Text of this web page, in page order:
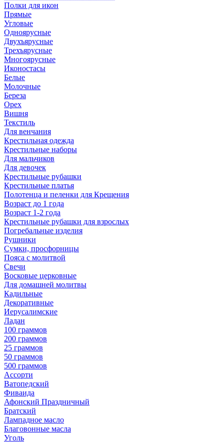
Полки для икон
Прямые
Угловые
Одноярусные
Двухъярусные
Трехъярусные
Многоярусные
Иконостасы
Белые
Молочные
Береза
Орех
Вишня
Текстиль
Для венчания
Крестильная одежда
Крестильные наборы
Для мальчиков
Для девочек
Крестильные рубашки
Крестильные платья
Полотенца и пеленки для Крещения
Возраст до 1 года
Возраст 1-2 года
Крестильные рубашки для взрослых
Погребальные изделия
Рушники
Сумки, просфорницы
Пояса с молитвой
Свечи
Восковые церковные
Для домашней молитвы
Кадильные
Декоративные
Иерусалимские
Ладан
100 граммов
200 граммов
25 граммов
50 граммов
500 граммов
Ассорти
Ватопедский
Фиваида
Афонский Праздничный
Братский
Лампадное масло
Благовонные масла
Уголь